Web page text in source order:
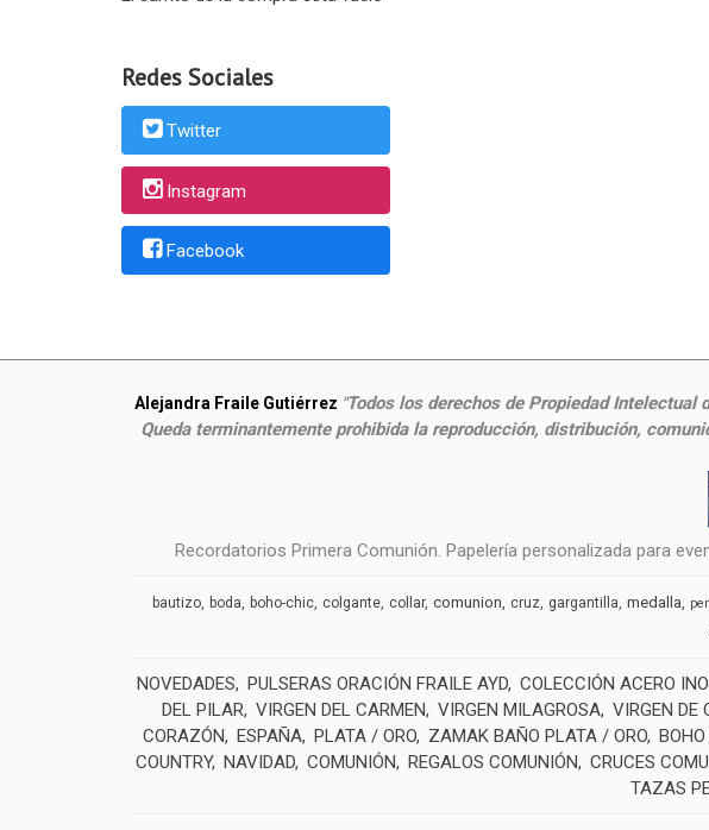
Redes Sociales
Twitter
Instagram
Facebook
Alejandra Fraile Gutiérrez "Todos los derechos de Propiedad Intelectual
Queda terminantemente prohibida la reproducción, distribución,
Recordatorios Primera Comunión. Papelería personalizada para
bautizo boda boho-chic colgante collar comunion cruz gargantilla medalla
NOVEDADES PULSERAS ORACIÓN FRAILE AYD COLECCIÓN ACERO
DEL PILAR VIRGEN DEL CARMEN VIRGEN MILAGROSA VIRGEN DE
CORAZÓN
ESPAÑA PLATA / ORO ZAMAK BAÑO PLATA / ORO
COUNTRY NAVIDAD COMUNIÓN REGALOS COMUNIÓN CRUCES
TAZAS